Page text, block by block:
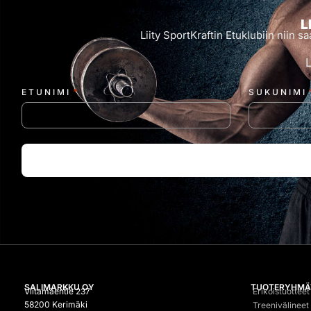
Liity SportKraftin Etuklubiin niin
ETUNIMI * SUKUNIMI
SALIMARKKU OY
Viitamäentie 237
58200 Kerimäki
Erikoistuotteet
Treenivälineet